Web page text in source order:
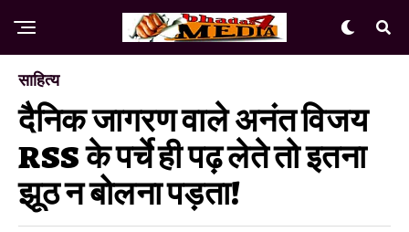
साहित्य
दैनिक जागरण वाले अनंत विजय
RSS के पर्चे ही पढ़ लेते तो इतना
झूठ न बोलना पड़ता!